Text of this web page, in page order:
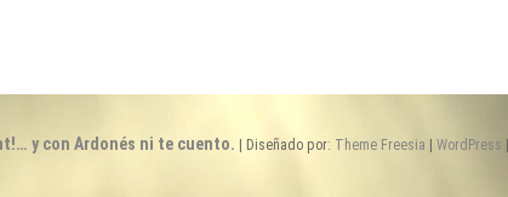
y con Ardonés ni te cuento. | Diseñado por: Theme Freesia WordPress